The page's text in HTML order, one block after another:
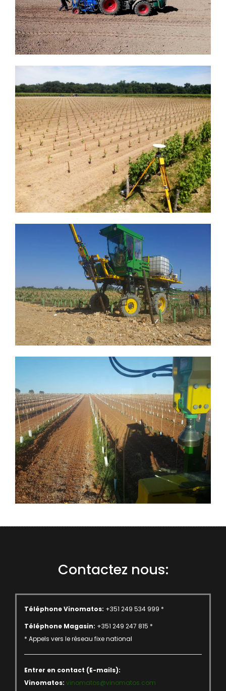
Contactez nous:
Téléphone Vinomatos: +351 249 534 999 *
Téléphone Magasin: +351 249 247 815 *
* Appels vers le réseau fixe national
Entrer en contact (E-mails):
Vinomatos: vinomatos@vinomatos.com